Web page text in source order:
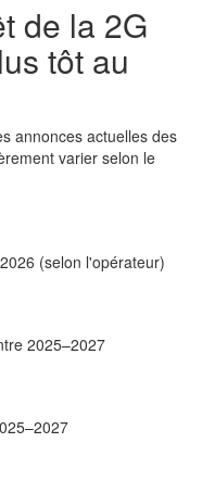
de la 2G
tôt au
annonces actuelles des
varier selon le
(selon l'opérateur)
2025–2027